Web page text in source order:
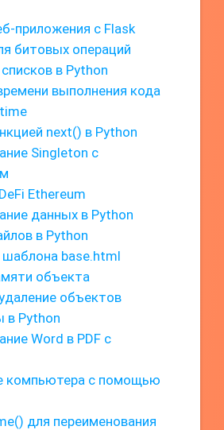
приложения с Flask
битовых операций
в Python
выполнения кода
next() в Python
Singleton с
Ethereum
данных в Python
в Python
base.html
объекта
объектов
в Python
Word в PDF с
компьютера с помощью
для переименования